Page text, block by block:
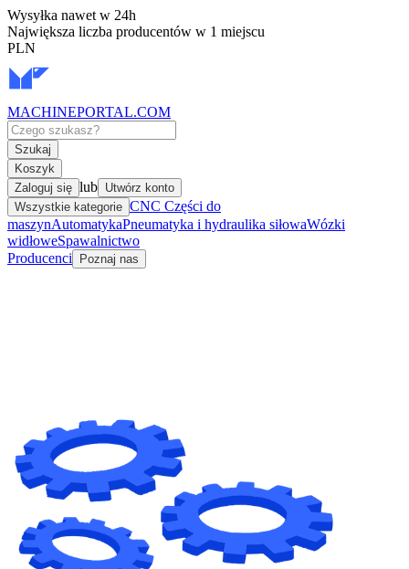
Wysyłka nawet w 24h
Największa liczba producentów w 1 miejscu
PLN
MACHINEPORTAL.COM
Szukaj
Koszyk
Zaloguj się lub Utwórz konto
Wszystkie kategorie CNC Części do
maszynAutomatykaPneumatyka i hydraulika siłowaWózki
widłoweSpawalnictwo
Producenci
Poznaj nas